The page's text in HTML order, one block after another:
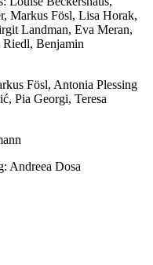
Markus Fösl, Lisa Horak,
Landman, Eva Meran,
Riedl, Benjamin
Fösl, Antonia Plessing
Pia Georgi, Teresa
Andreea Dosa